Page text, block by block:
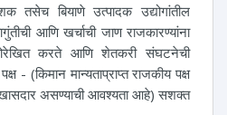
बियाणे उत्पादक उद्योगांतील
आणि खर्चाची जाण राजकारण्यांना
करते आणि शेतकरी संघटनेची
- (किमान मान्यताप्राप्त राजकीय पक्ष
खासदार असण्याची आवश्यता आहे) सशक्त